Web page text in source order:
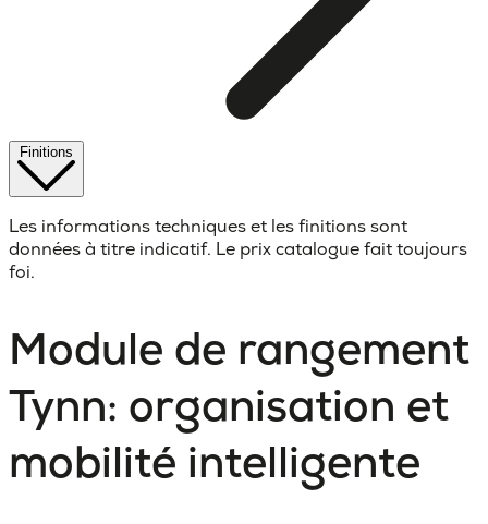
Les informations techniques et les finitions sont
données à titre indicatif. Le prix catalogue fait toujours
foi.
Module de rangement
Tynn: organisation et
mobilité intelligente